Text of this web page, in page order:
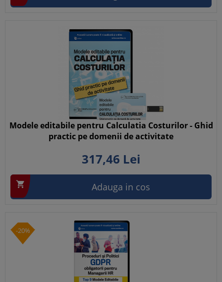
Modele editabile pentru Calculatia Costurilor - Ghid
practic pe domenii de activitate
317,46 Lei
 Adauga in cos
-20%